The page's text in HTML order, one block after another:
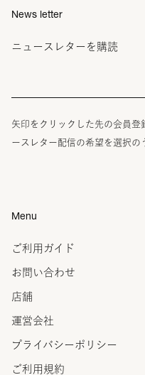
News letter
ニュースレターを購読
矢印をクリックした先の会員登
ースレター配信の希望を選択の
Menu
ご利用ガイド
お問い合わせ
店舗
運営会社
プライバシーポリシー
ご利用規約